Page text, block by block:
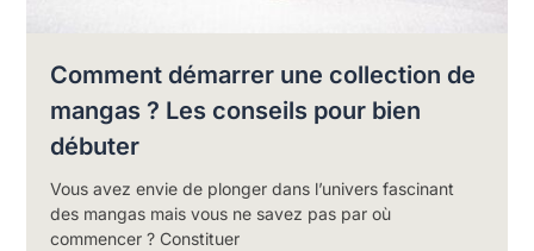
Comment démarrer une collection de
mangas ? Les conseils pour bien
débuter
Vous avez envie de plonger dans l’univers fascinant
des mangas mais vous ne savez pas par où
commencer ? Constituer